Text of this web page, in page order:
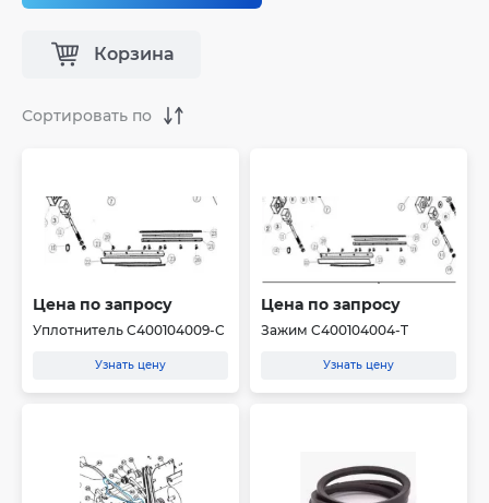
Корзина
Цена по запросу
Уплотнитель C400104009-C
Узнать цену
Цена по запросу
Зажим C400104004-T
Узнать цену